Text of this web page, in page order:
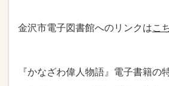
金沢市電子図書館へのリンクはこ
『かなざわ偉人物語』電子書籍の